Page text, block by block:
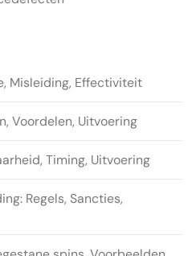
Misleiding, Effectiviteit
Voordelen, Uitvoering
Timing, Uitvoering
Regels, Sancties,